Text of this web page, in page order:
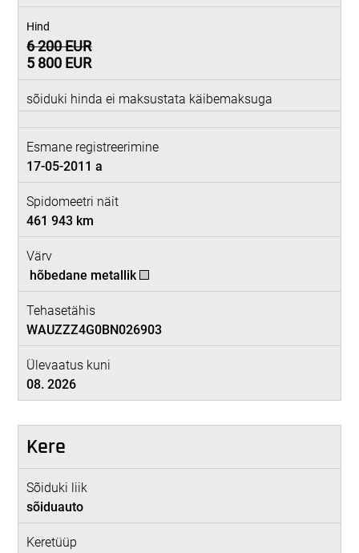
Hind
6 200 EUR
5 800 EUR
sõiduki hinda ei maksustata käibemaksuga
Esmane registreerimine
17-05-2011 a
Spidomeetri näit
461 943 km
Värv
hõbedane metallik
Tehasetähis
WAUZZZ4G0BN026903
Ülevaatus kuni
08. 2026
Kere
Sõiduki liik
sõiduauto
Keretüüp